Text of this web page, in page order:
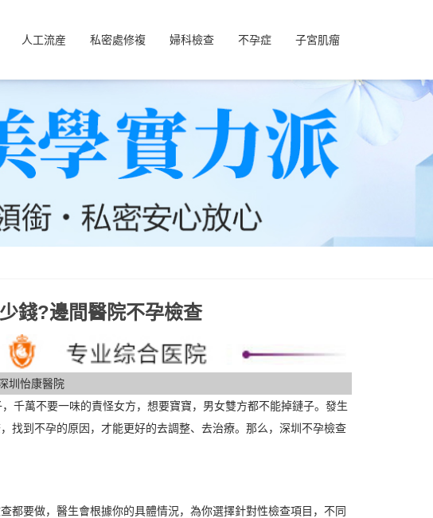
人工流産 私密處修複 婦科檢查 不孕症 子宮肌瘤
錢?邊間醫院不孕檢查
圳怡康醫院
萬不要一味的責怪女方，想要寶寶，男女雙方都不能掉鏈子。發生
找到不孕的原因，才能更好的去調整、去治療。那么，深圳不孕檢查
要做，醫生會根據你的具體情況，為你選擇針對性檢查項目，不同